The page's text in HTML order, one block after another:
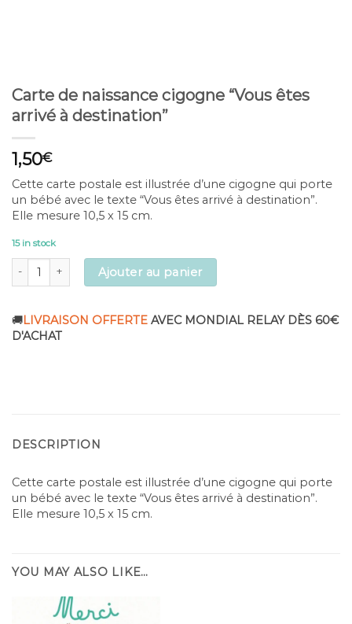
Carte de naissance cigogne “Vous êtes
arrivé à destination”
1,50€
Cette carte postale est illustrée d’une cigogne qui porte
un bébé avec le texte “Vous êtes arrivé à destination”.
Elle mesure 10,5 x 15 cm.
15 in stock
Carte de naissance cigogne "Vous êtes arrivé à destination" quantity
Ajouter au panier
🚚LIVRAISON OFFERTE AVEC MONDIAL RELAY DÈS 60€
D'ACHAT
DESCRIPTION
Cette carte postale est illustrée d’une cigogne qui porte
un bébé avec le texte “Vous êtes arrivé à destination”.
Elle mesure 10,5 x 15 cm.
YOU MAY ALSO LIKE…